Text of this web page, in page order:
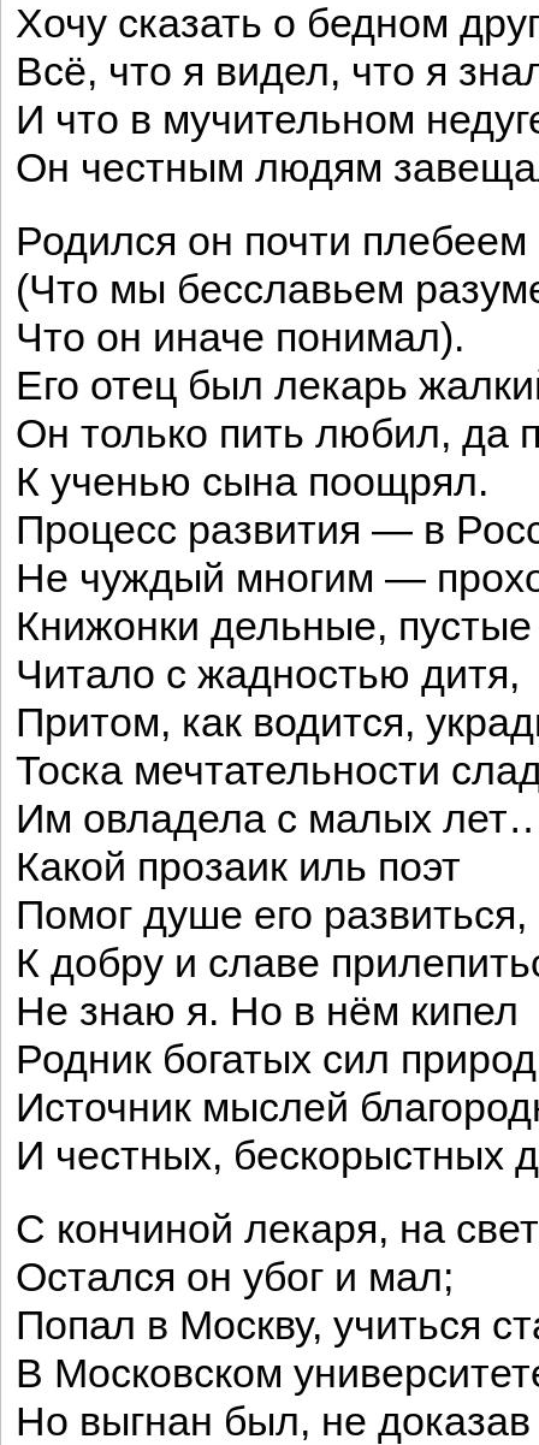
Хочу сказать о бедном
Всё, что я видел, что я
И что в мучительном
Он честным людям
Родился он почти плебеем
(Что мы бесславьем
Что он иначе понимал).
Его отец был лекарь
Он только пить любил, да
К ученью сына поощрял.
Процесс развития — в
Не чуждый многим —
Книжонки дельные, пустые
Читало с жадностью дитя,
Притом, как водится,
Тоска мечтательности
Им овладела с малых
Какой прозаик иль поэт
Помог душе его развиться,
К добру и славе
Не знаю я. Но в нём кипел
Родник богатых сил
Источник мыслей
И честных, бескорыстных
С кончиной лекаря, на
Остался он убог и мал;
Попал в Москву, учиться
В Московском
Но выгнан был, не доказав